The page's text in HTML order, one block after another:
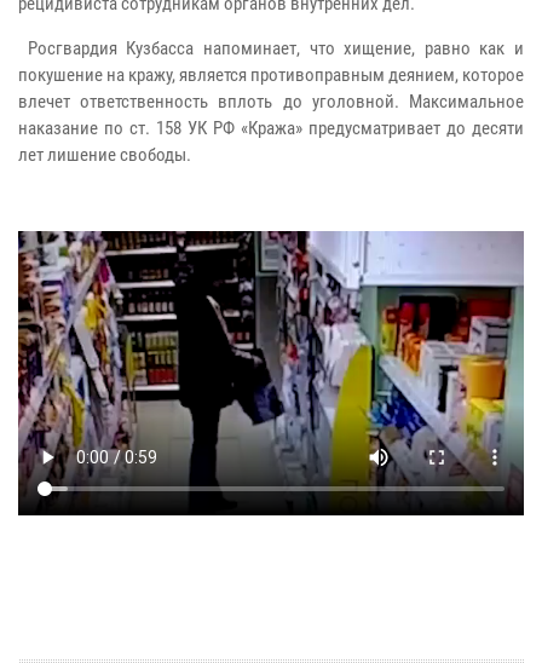
Росгвардия Кузбасса напоминает, что хищение, равно как и
покушение на кражу, является противоправным деянием, которое
влечет ответственность вплоть до уголовной. Максимальное
наказание по ст. 158 УК РФ «Кража» предусматривает до десяти
лет лишение свободы.